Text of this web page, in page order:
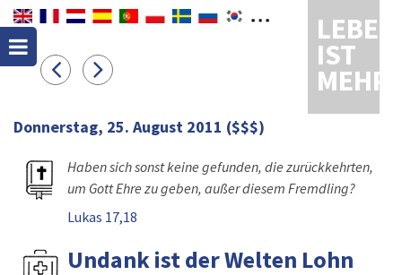
LEBEN
IST
MEHR
Donnerstag, 25. August 2011 ($$$)
Haben sich sonst keine gefunden, die zurückkehrten,
um Gott Ehre zu geben, außer diesem Fremdling?
Lukas 17,18
Undank ist der Welten Lohn